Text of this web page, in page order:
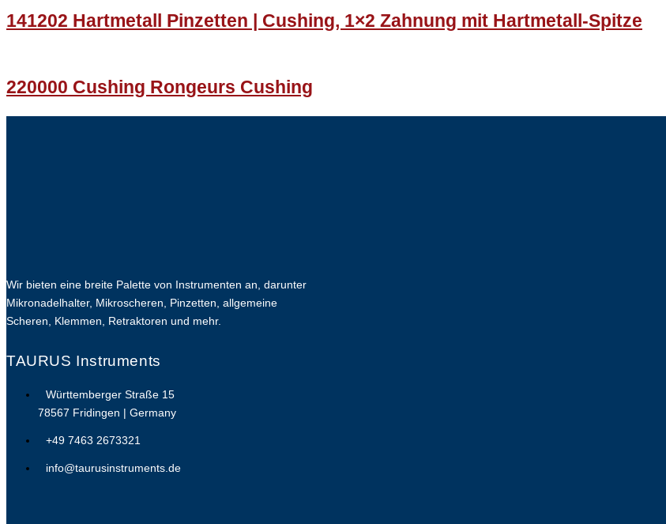
141202 Hartmetall Pinzetten | Cushing, 1×2 Zahnung mit Hartmetall-Spitze
220000 Cushing Rongeurs Cushing
Wir bieten eine breite Palette von Instrumenten an, darunter
Mikronadelhalter, Mikroscheren, Pinzetten, allgemeine
Scheren, Klemmen, Retraktoren und mehr.
TAURUS Instruments
Württemberger Straße 15
78567 Fridingen | Germany
+49 7463 2673321
info@taurusinstruments.de